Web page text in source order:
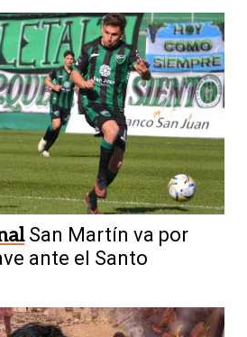
San Martín va por
ante el Santo